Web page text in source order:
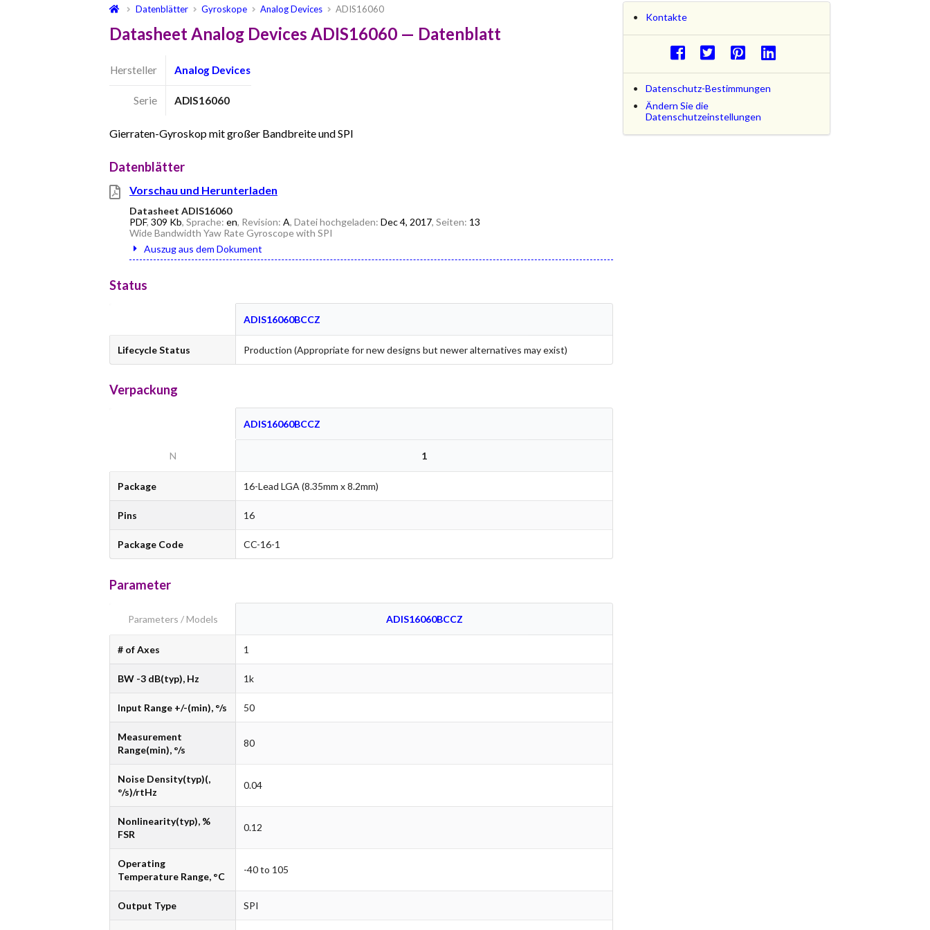
Datenblätter Gyroskope Analog Devices ADIS16060
Datasheet Analog Devices ADIS16060 — Datenblatt
Hersteller Analog Devices
Serie ADIS16060
Gierraten-Gyroskop mit großer Bandbreite und SPI
Datenblätter
Vorschau und Herunterladen
Datasheet ADIS16060
PDF, 309 Kb, Sprache: en, Revision: A, Datei hochgeladen: Dec 4, 2017, Seiten: 13
Wide Bandwidth Yaw Rate Gyroscope with SPI
Auszug aus dem Dokument
Status
ADIS16060BCCZ
Lifecycle Status Production (Appropriate for new designs but newer alternatives may exist)
Verpackung
ADIS16060BCCZ
N 1
Package 16-Lead LGA (8.35mm x 8.2mm)
Pins 16
Package Code CC-16-1
Parameter
Parameters / Models ADIS16060BCCZ
# of Axes 1
BW -3 dB(typ), Hz 1k
Input Range +/-(min), °/s 50
Measurement
Range(min), °/s
80
Noise Density(typ)(,
°/s)/rtHz
0.04
Nonlinearity(typ), %
FSR
0.12
Operating
Temperature Range, °C
-40 to 105
Output Type SPI
Kontakte
Datenschutz-Bestimmungen
Ändern Sie die
Datenschutzeinstellungen